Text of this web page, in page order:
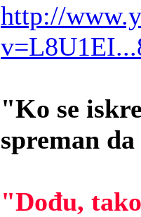
http://
"Ko se
spreman
"Dođu,